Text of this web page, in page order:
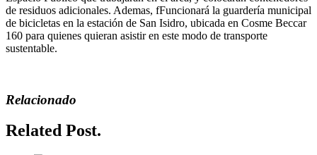
de residuos adicionales. Ademas, fFuncionará la guardería municipal
de bicicletas en la estación de San Isidro, ubicada en Cosme Beccar
160 para quienes quieran asistir en este modo de transporte
sustentable.
Relacionado
Related Post.